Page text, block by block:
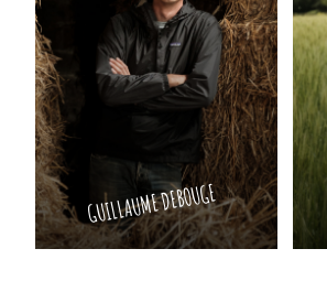
GUILLAUME DEBOUGE